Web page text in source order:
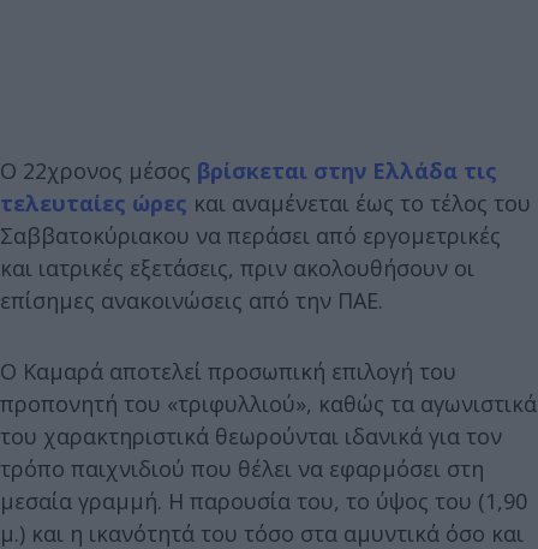
Ο 22χρονος μέσος βρίσκεται στην Ελλάδα τις
τελευταίες ώρες και αναμένεται έως το τέλος του
Σαββατοκύριακου να περάσει από εργομετρικές
και ιατρικές εξετάσεις, πριν ακολουθήσουν οι
επίσημες ανακοινώσεις από την ΠΑΕ.
Ο Καμαρά αποτελεί προσωπική επιλογή του
προπονητή του «τριφυλλιού», καθώς τα αγωνιστικά
του χαρακτηριστικά θεωρούνται ιδανικά για τον
τρόπο παιχνιδιού που θέλει να εφαρμόσει στη
μεσαία γραμμή. Η παρουσία του, το ύψος του (1,90
μ.) και η ικανότητά του τόσο στα αμυντικά όσο και